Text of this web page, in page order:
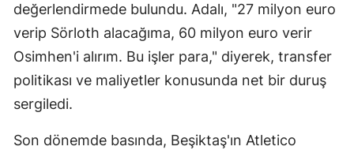
değerlendirmede bulundu. Adalı, "27 milyon euro
verip Sörloth alacağıma, 60 milyon euro verir
Osimhen'i alırım. Bu işler para," diyerek, transfer
politikası ve maliyetler konusunda net bir duruş
sergiledi.
Son dönemde basında, Beşiktaş'ın Atletico